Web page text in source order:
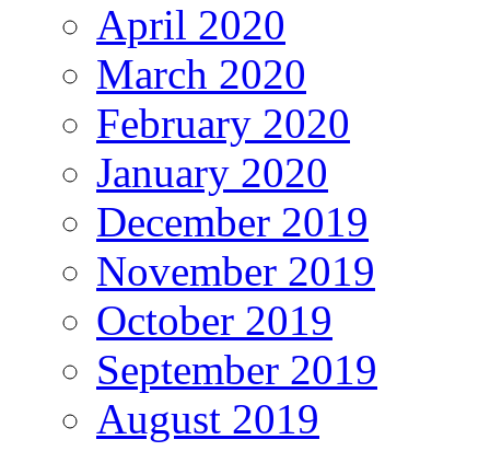
April 2020
March 2020
February 2020
January 2020
December 2019
November 2019
October 2019
September 2019
August 2019